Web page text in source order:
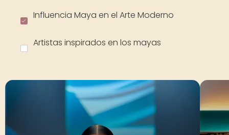
Influencia Maya en el Arte Moderno
Artistas inspirados en los mayas